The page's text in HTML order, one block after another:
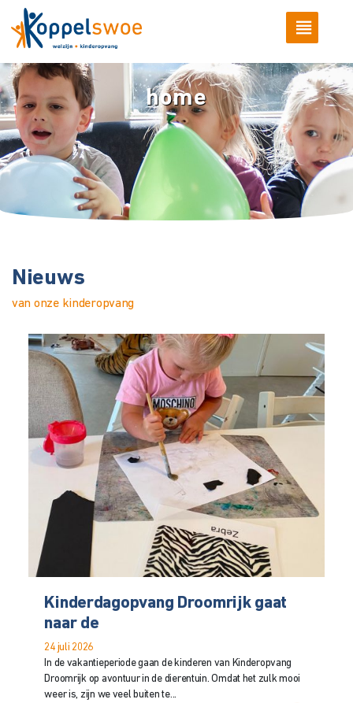
home
Nieuws
van onze kinderopvang
Kinderdagopvang Droomrijk gaat
naar de
24 juli 2026
In de vakantieperiode gaan de kinderen van Kinderopvang
Droomrijk op avontuur in de dierentuin. Omdat het zulk mooi
weer is, zijn we veel buiten te...